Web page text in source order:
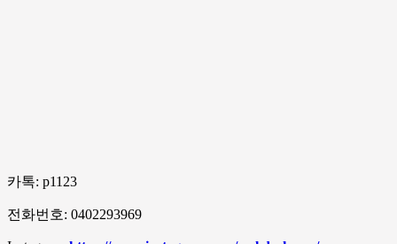
카톡: p1123
전화번호: 0402293969